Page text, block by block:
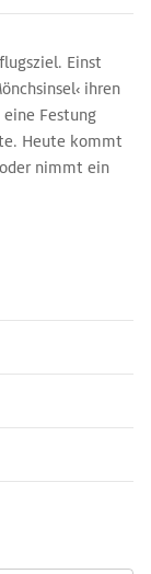
Einst
ihren
eine Festung
Heute kommt
nimmt ein